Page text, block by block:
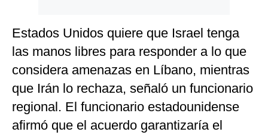
Estados Unidos quiere que Israel tenga
las manos libres para responder a lo que
considera amenazas en Líbano, mientras
que Irán lo rechaza, señaló un funcionario
regional. El funcionario estadounidense
afirmó que el acuerdo garantizaría el